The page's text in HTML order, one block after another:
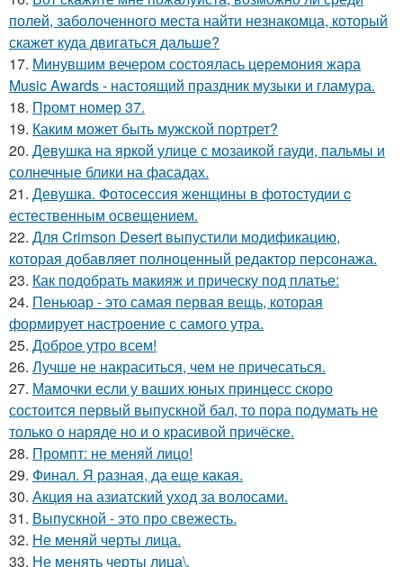
полей, заболоченного места найти незнакомца, который
скажет куда двигаться дальше?
17. Минувшим вечером состоялась церемония жара
Music Awards - настоящий праздник музыки и гламура.
18. Промт номер 37.
19. Каким может быть мужской портрет?
20. Девушка на яркой улице с мозаикой гауди, пальмы и
солнечные блики на фасадах.
21. Девушка. Фотосессия женщины в фотостудии c
естественным освещением.
22. Для Crimson Desert выпустили модификацию,
которая добавляет полноценный редактор персонажа.
23. Как подобрать макияж и прическу под платье:
24. Пеньюар - это самая первая вещь, которая
формирует настроение с самого утра.
25. Доброе утро всем!
26. Лучше не накраситься, чем не причесаться.
27. Мамочки если у ваших юных принцесс скоро
состоится первый выпускной бал, то пора подумать не
только о наряде но и о красивой причёске.
28. Промпт: не меняй лицо!
29. Финал. Я разная, да еще какая.
30. Акция на азиатский уход за волосами.
31. Выпускной - это про свежесть.
32. Не меняй черты лица.
33. Не менять черты лица\.